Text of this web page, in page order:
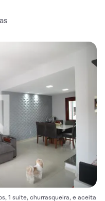
1 suíte, churrasqueira, e aceita